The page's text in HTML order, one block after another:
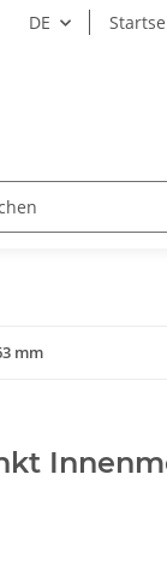
DE
mm